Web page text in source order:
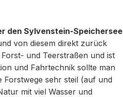
den Sylvenstein-Speichersee
von diesem direkt zurück
und Teerstraßen und ist
und Fahrtechnik sollte man
Forstwege sehr steil (auf und
mit viel Wasser und